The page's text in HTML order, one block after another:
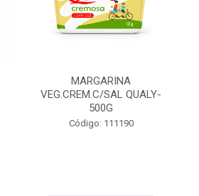
MARGARINA
VEG.CREM.C/SAL QUALY-
500G
Código: 111190